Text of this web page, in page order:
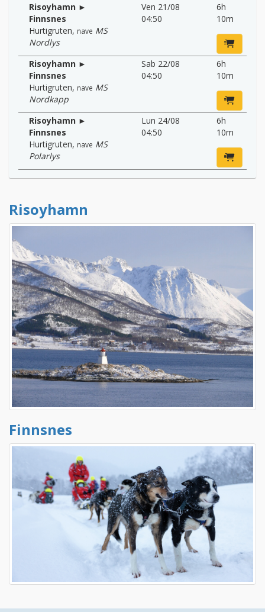
Risoyhamn ►
Finnsnes
Hurtigruten, nave MS
Nordlys
Ven 21/08
04:50
6h
10m
Risoyhamn ►
Finnsnes
Hurtigruten, nave MS
Nordkapp
Sab 22/08
04:50
6h
10m
Risoyhamn ►
Finnsnes
Hurtigruten, nave MS
Polarlys
Lun 24/08
04:50
6h
10m
Risoyhamn
Finnsnes